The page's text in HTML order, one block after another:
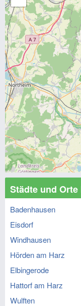
Städte und Orte
Badenhausen
Eisdorf
Windhausen
Hörden am Harz
Elbingerode
Hattorf am Harz
Wulften